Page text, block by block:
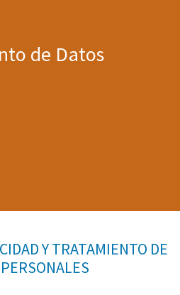
de Datos
Y TRATAMIENTO DE